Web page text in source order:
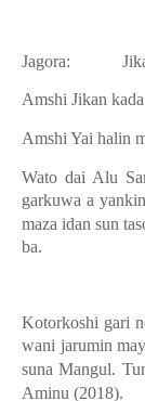
Jagora:
Amshi Jikan
Amshi Yai halin
Wato dai Alu
garkuwa a
maza idan sun
ba.
Kotorkoshi gari
wani jarumin
suna Mangul.
Aminu (2018).